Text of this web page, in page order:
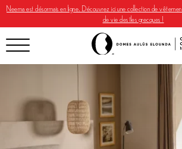
Neema est désormais en ligne. Découvrez ici une collection de
de vie des îles grecques !